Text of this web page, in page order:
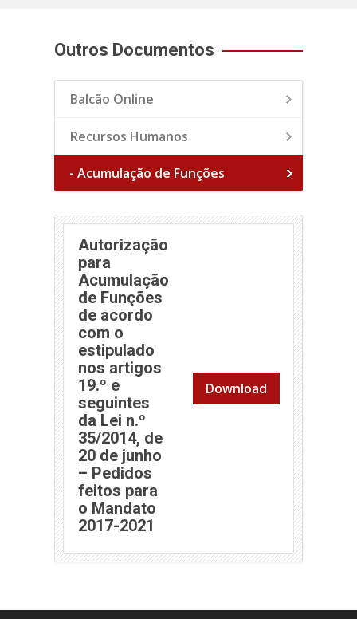
Outros Documentos
Balcão Online
Recursos Humanos
- Acumulação de Funções
Autorização
para
Acumulação
de Funções
de acordo
com o
estipulado
nos artigos
19.º e
seguintes
da Lei n.º
35/2014, de
20 de junho
– Pedidos
feitos para
o Mandato
2017-2021 (abre em nova janela)
Download